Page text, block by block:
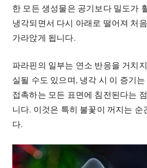
한 모든 생성물은 공기보다 밀도가
냉각되면서 다시 아래로 떨어져 처
가라앉게 됩니다.
파라핀의 일부는 연소 반응을 거치
실될 수도 있으며, 냉각 시 이 증기
접촉하는 모든 표면에 침전된다는
니다. 이것은 특히 불꽃이 꺼지는 순
다.